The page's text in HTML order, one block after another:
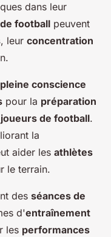
dans leur
football peuvent
, leur concentration
conscience
pour la préparation
joueurs de football.
la
aider les athlètes
le terrain.
des séances de
d'entraînement
les performances